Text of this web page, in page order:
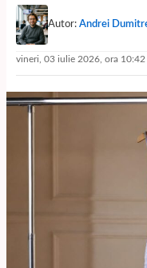
Autor: Andrei
vineri, 03 iulie 2026, ora 10:42